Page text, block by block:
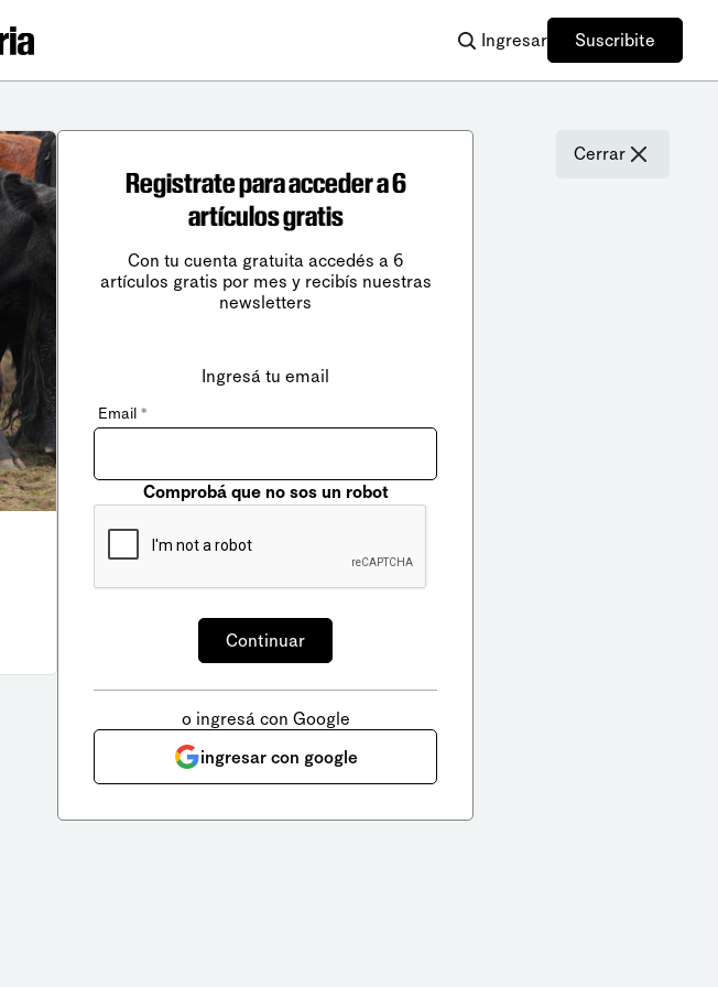
Ingresar Suscribite
Cerrar
Registrate para acceder a 6
artículos gratis
Con tu cuenta gratuita accedés a 6
artículos gratis por mes y recibís nuestras
newsletters
Ingresá tu email
Email *
Comprobá que no sos un robot
o ingresá con Google
ingresar con google